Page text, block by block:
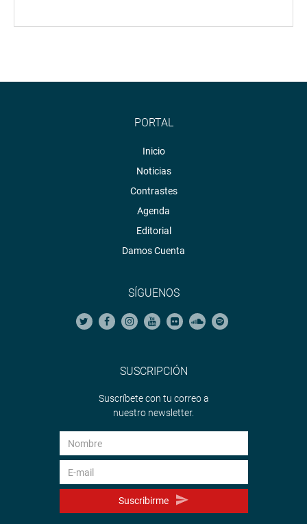
PORTAL
Inicio
Noticias
Contrastes
Agenda
Editorial
Damos Cuenta
SÍGUENOS
SUSCRIPCIÓN
Suscríbete con tu correo a
nuestro newsletter.
Suscribirme